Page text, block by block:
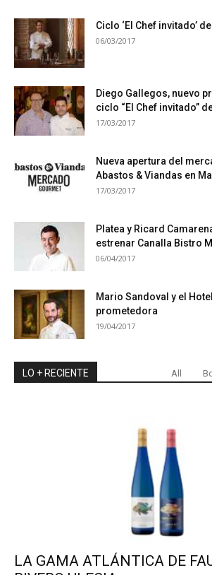
Ciclo ‘El Chef invitado’
06/03/2017
Diego Gallegos, nuevo
ciclo “El Chef invitado”
17/03/2017
Nueva apertura del
Abastos & Viandas en
17/03/2017
Platea y Ricard
estrenar Canalla Bistro
06/04/2017
Mario Sandoval y el
prometedora
19/04/2017
LO + RECIENTE All
LA GAMA ATLÁNTICA DE